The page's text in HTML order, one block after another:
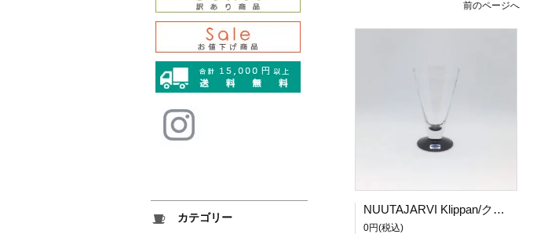
前のページへ
NUUTAJARVI Klippan/クリッパン グラス
0円(税込)
カテゴリー